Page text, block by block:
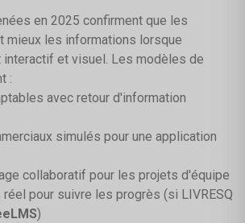
en 2025 confirment que les
mieux les informations lorsque
interactif et visuel. Les modèles de
:
avec retour d'information
simulés pour une application
collaboratif pour les projets d'équipe
pour suivre les progrès (si LIVRESQ
)